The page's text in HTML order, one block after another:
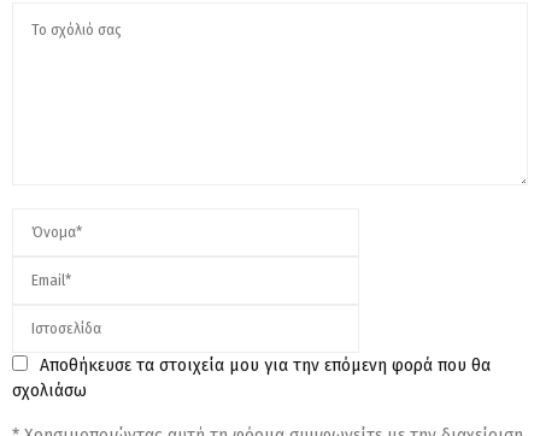
Αποθήκευσε τα στοιχεία μου για την επόμενη φορά που θα
σχολιάσω